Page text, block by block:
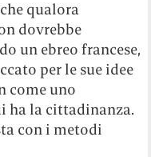
qualora
dovrebbe
un ebreo francese,
per le sue idee
come uno
ha la cittadinanza.
con i metodi